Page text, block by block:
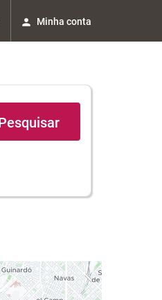
Minha conta